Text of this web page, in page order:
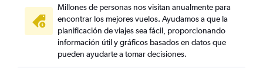
Millones de personas nos visitan anualmente para
encontrar los mejores vuelos. Ayudamos a que la
planificación de viajes sea fácil, proporcionando
información útil y gráficos basados en datos que
pueden ayudarte a tomar decisiones.